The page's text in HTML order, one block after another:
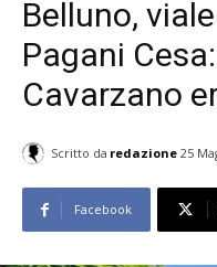
Belluno,
Pagani
Cavarzano
Scritto da redazione 25
Facebook